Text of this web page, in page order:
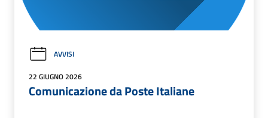
AVVISI
22 GIUGNO 2026
Comunicazione da Poste Italiane